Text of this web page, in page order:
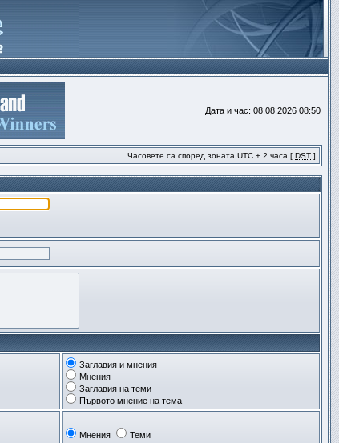
Дата и час: 08.08.2026 08:50
Часовете са според зоната UTC + 2 часа [ DST ]
Заглавия и мнения
Мнения
Заглавия на теми
Първото мнение на тема
Мнения Теми